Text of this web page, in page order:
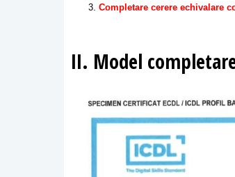
Completare cerere echivalare
II. Model